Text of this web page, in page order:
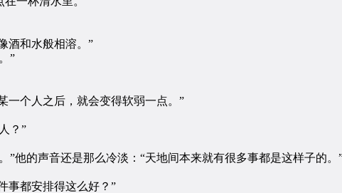
酒和水般相溶。”
”
个人之后，就会变得软弱一点。”
？”
的声音还是那么冷淡：“天地间本来就有很多事都是这样子的。
都安排得这么好？”